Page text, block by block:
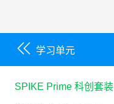
学习单元
SPIKE Prime 科创套装